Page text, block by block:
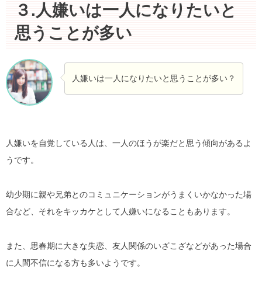
３.人嫌いは一人になりたいと
思うことが多い
人嫌いは一人になりたいと思うことが多い？
人嫌いを自覚している人は、一人のほうが楽だと思う傾向があるよ
うです。
幼少期に親や兄弟とのコミュニケーションがうまくいかなかった場
合など、それをキッカケとして人嫌いになることもあります。
また、思春期に大きな失恋、友人関係のいざこざなどがあった場合
に人間不信になる方も多いようです。